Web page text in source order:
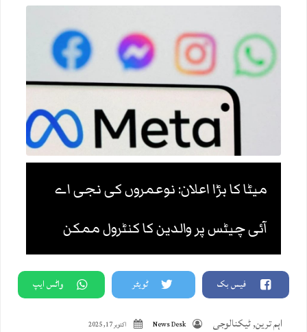
میٹا کا بڑا اعلان: نوعمروں کی نجی اے
آئی چیٹس پر والدین کا کنٹرول ممکن
فیس بک ٹویٹر واٹس ایپ
اہم ترین,ٹیکنالوجی News Desk اکتوبر 17, 2025